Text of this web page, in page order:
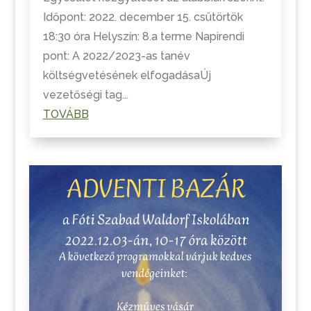
Időpont: 2022. december 15. csütörtök
18:30 óra Helyszín: 8.a terme Napirendi
pont: A 2022/2023-as tanév
költségvetésének elfogadásaÚj
vezetőségi tag...
TOVÁBB